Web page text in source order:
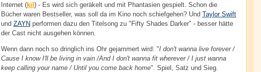
Internet (kil ) - Es wird sich geräkelt und mit Phantasien gespielt. Schon die
Bücher waren Bestseller, was soll da im Kino noch schiefgehen? Und Taylor Swift
und ZAYN performen dazu den Titelsong zu "Fifty Shades Darker" - besser hätte
der Cast nicht ausgehen können.
Wenn dann noch so dringlich ins Ohr gejammert wird: "I don't wanna live forever /
Cause I know I'll be living in vain /And I don't wanna fit wherever / I just wanna
keep calling your name / Until you come back home". Spiel, Satz und Sieg.